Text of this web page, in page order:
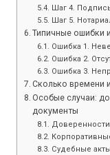
Шаг 4.
Шаг 5.
Типичные ошибки
Ошибка 1.
Ошибка 2.
Ошибка 3.
Сколько времени
Особые случаи:
документы
Доверенности
Судебные акты